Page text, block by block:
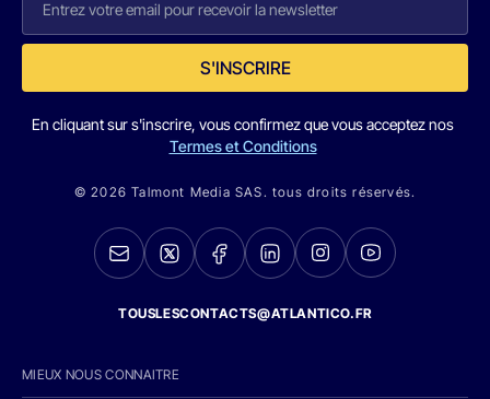
S'INSCRIRE
En cliquant sur s'inscrire, vous confirmez que vous acceptez nos
Termes et Conditions
© 2026 Talmont Media SAS. tous droits réservés.
TOUSLESCONTACTS@ATLANTICO.FR
MIEUX NOUS CONNAITRE